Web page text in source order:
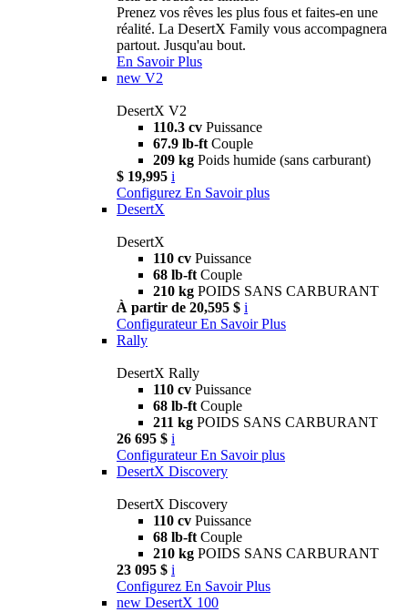
Prenez vos rêves les plus fous et faites-en une
réalité. La DesertX Family vous accompagnera
partout. Jusqu'au bout.
En Savoir Plus
new V2
DesertX V2
110.3 cv Puissance
67.9 lb-ft Couple
209 kg Poids humide (sans carburant)
$ 19,995 i
Configurez En Savoir plus
DesertX
DesertX
110 cv Puissance
68 lb-ft Couple
210 kg POIDS SANS CARBURANT
À partir de 20,595 $ i
Configurateur En Savoir Plus
Rally
DesertX Rally
110 cv Puissance
68 lb-ft Couple
211 kg POIDS SANS CARBURANT
26 695 $ i
Configurateur En Savoir plus
DesertX Discovery
DesertX Discovery
110 cv Puissance
68 lb-ft Couple
210 kg POIDS SANS CARBURANT
23 095 $ i
Configurez En Savoir Plus
new DesertX 100